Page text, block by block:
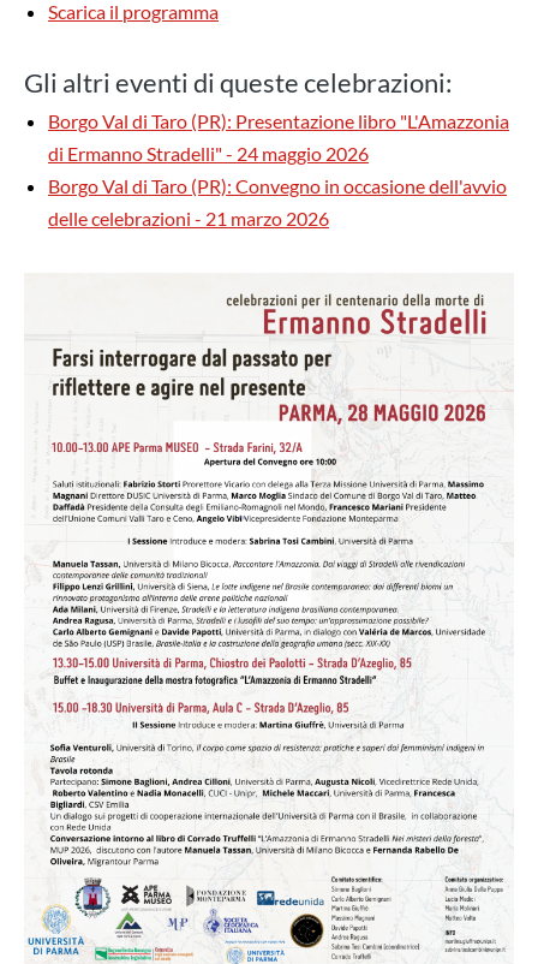
Scarica il programma
Gli altri eventi di queste celebrazioni:
Borgo Val di Taro (PR): Presentazione libro "L'Amazzonia
di Ermanno Stradelli" - 24 maggio 2026
Borgo Val di Taro (PR): Convegno in occasione dell'avvio
delle celebrazioni - 21 marzo 2026